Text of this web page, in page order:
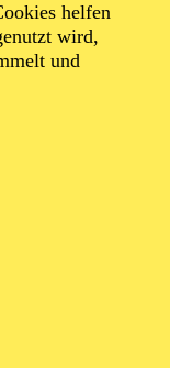
helfen
wird,
und
als Kind in der
in Rumänien
in die